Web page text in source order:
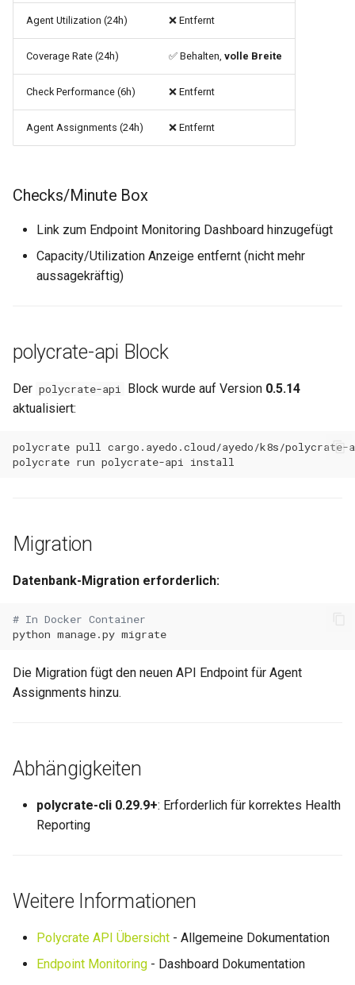
Agent Utilization (24h) ❌ Entfernt
Coverage Rate (24h) ✅ Behalten, volle Breite
Check Performance (6h) ❌ Entfernt
Agent Assignments (24h) ❌ Entfernt
Checks/Minute Box
Link zum Endpoint Monitoring Dashboard hinzugefügt
Capacity/Utilization Anzeige entfernt (nicht mehr
aussagekräftig)
polycrate-api Block
Der polycrate-api Block wurde auf Version 0.5.14
aktualisiert:
polycrate pull
polycrate run polycrate-api
Migration
Datenbank-Migration erforderlich:
# In Docker Container
python manage.py
Die Migration fügt den neuen API Endpoint für Agent
Assignments hinzu.
Abhängigkeiten
polycrate-cli 0.29.9+: Erforderlich für korrektes Health
Reporting
Weitere Informationen
Polycrate API Übersicht - Allgemeine Dokumentation
Endpoint Monitoring - Dashboard Dokumentation